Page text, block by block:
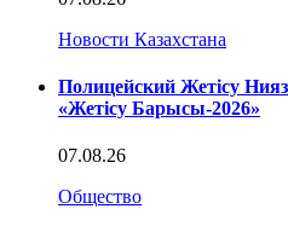
Новости Казахстана
Полицейский Жетісу
«Жетісу Барысы-2026»
07.08.26
Общество